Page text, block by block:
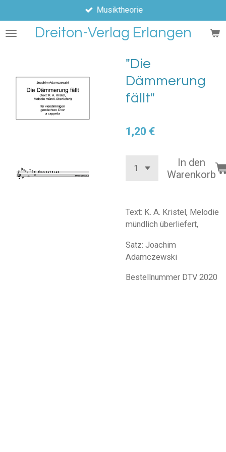
Hauptinhalt
springenDreiton-Verlag Erlangen
Musiktheorie
"Die
Dämmerung
fällt"
1,20 €
In den
Warenkorb
Text: K. A. Kristel, Melodie
mündlich überliefert,
Satz: Joachim
Adamczewski
Bestellnummer DTV 2020